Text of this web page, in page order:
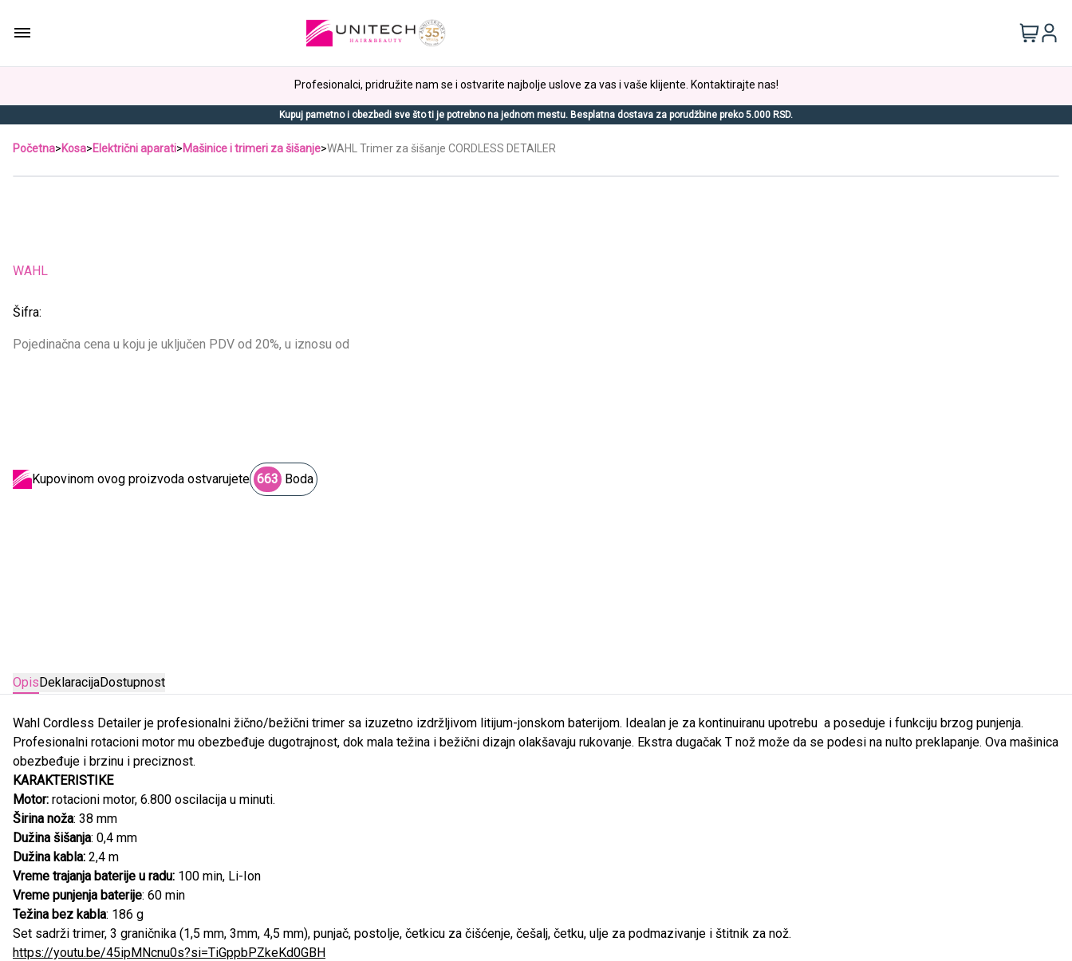
Profesionalci, pridružite nam se i ostvarite najbolje uslove za vas i vaše klijente. Kontaktirajte nas!
Kupuj pametno i obezbedi sve što ti je potrebno na jednom mestu. Besplatna dostava za porudžbine preko 5.000 RSD.
Početna>Kosa>Električni aparati>Mašinice i trimeri za šišanje>WAHL Trimer za šišanje CORDLESS DETAILER
WAHL
Šifra:
Pojedinačna cena u koju je uključen PDV od 20%, u iznosu od
Kupovinom ovog proizvoda ostvarujete 663 Boda
OpisDeklaracijaDostupnost
Wahl Cordless Detailer je profesionalni žično/bežični trimer sa izuzetno izdržljivom litijum-jonskom baterijom. Idealan je za kontinuiranu upotrebu a poseduje i funkciju brzog punjenja.
Profesionalni rotacioni motor mu obezbeđuje dugotrajnost, dok mala težina i bežični dizajn olakšavaju rukovanje. Ekstra dugačak T nož može da se podesi na nulto preklapanje. Ova mašinica
obezbeđuje i brzinu i preciznost.
KARAKTERISTIKE
Motor: rotacioni motor, 6.800 oscilacija u minuti.
Širina noža: 38 mm
Dužina šišanja: 0,4 mm
Dužina kabla: 2,4 m
Vreme trajanja baterije u radu: 100 min, Li-Ion
Vreme punjenja baterije: 60 min
Težina bez kabla: 186 g
Set sadrži trimer, 3 graničnika (1,5 mm, 3mm, 4,5 mm), punjač, postolje, četkicu za čišćenje, češalj, četku, ulje za podmazivanje i štitnik za nož.
https://youtu.be/45ipMNcnu0s?si=TiGppbPZkeKd0GBH